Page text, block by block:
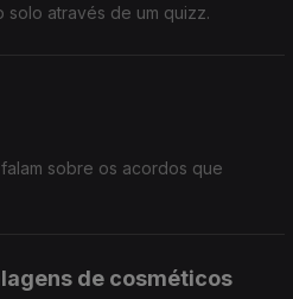
solo através de um quizz.
sobre os acordos que
de cosméticos